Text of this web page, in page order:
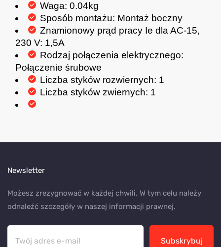
Waga: 0.04kg
Sposób montażu: Montaż boczny
Znamionowy prąd pracy Ie dla AC-15,
230 V: 1,5A
Rodzaj połączenia elektrycznego:
Połączenie śrubowe
Liczba styków rozwiernych: 1
Liczba styków zwiernych: 1
Newsletter
Możesz zrezygnować w każdej chwili. W tym celu należy
odnaleźć szczegóły w naszej informacji prawnej.
Subskrybuj